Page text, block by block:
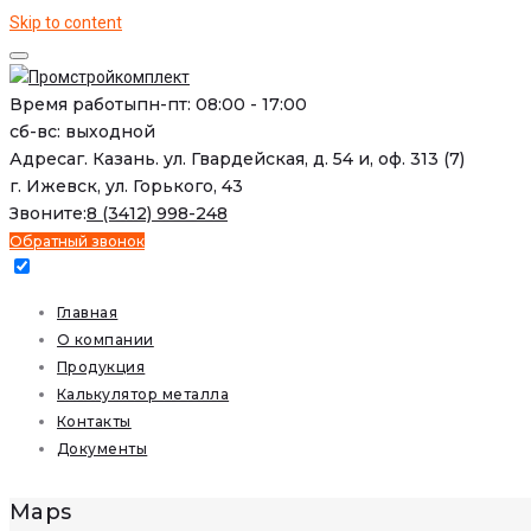
Skip to content
Время работыпн-пт: 08:00 - 17:00
сб-вс: выходной
Адресаг. Казань. ул. Гвардейская, д. 54 и, оф. 313 (7)
г. Ижевск, ул. Горького, 43
Звоните:8 (3412) 998-248
Обратный звонок
Главная
О компании
Продукция
Калькулятор металла
Контакты
Документы
Maps